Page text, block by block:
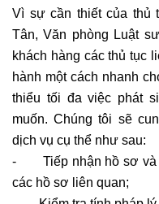
Vì sự cần thiết của thủ
Tân, Văn phòng Luật
khách hàng các thủ tục
hành một cách nhanh
thiểu tối đa việc phát
muốn. Chúng tôi sẽ
dịch vụ cụ thể như sau:
- Tiếp nhận hồ sơ và
các hồ sơ liên quan;